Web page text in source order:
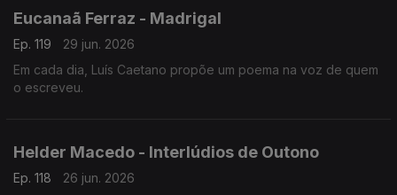
Eucanaã Ferraz - Madrigal
Ep. 119
29 jun. 2026
Em cada dia, Luís Caetano propõe um poema na voz de quem
o escreveu.
Helder Macedo - Interlúdios de Outono
Ep. 118
26 jun. 2026